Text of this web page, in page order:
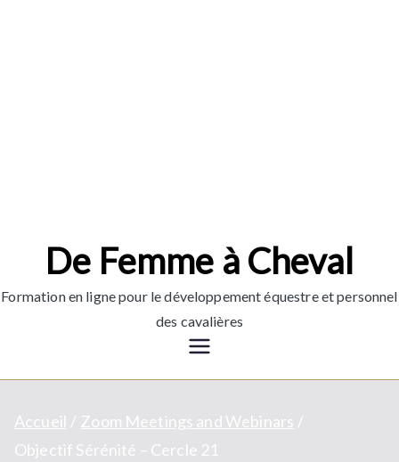
De Femme à Cheval
Formation en ligne pour le développement équestre et personnel
des cavalières
Accueil
Zoom Meetings and Webinars
Objectif Sérénité – Cercle 21